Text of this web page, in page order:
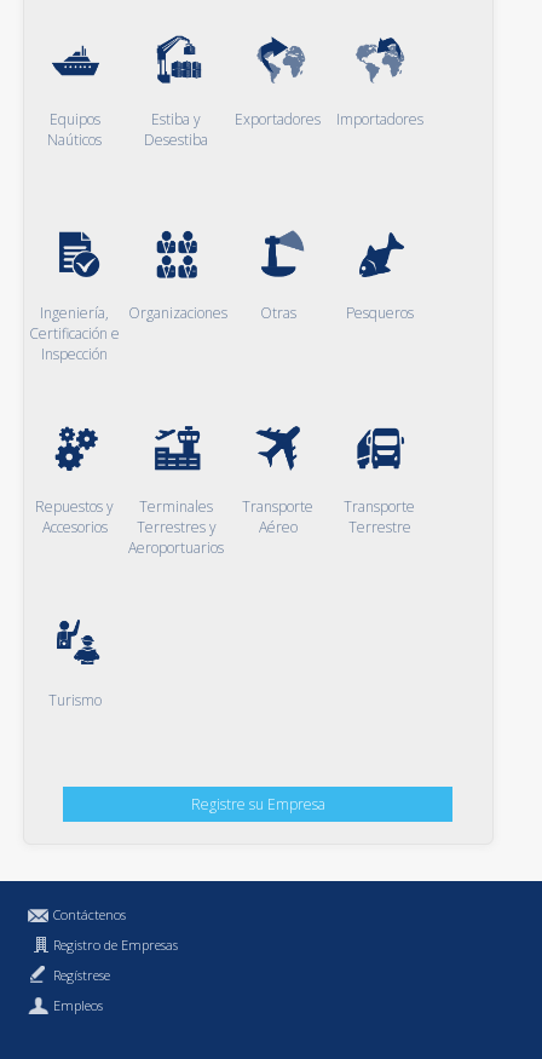
Equipos
Naúticos
Estiba y
Desestiba
Exportadores Importadores
Ingeniería,
Certificación e
Inspección
Organizaciones Otras Pesqueros
Repuestos y
Accesorios
Terminales
Terrestres y
Aeroportuarios
Transporte
Aéreo
Transporte
Terrestre
Turismo
Registre su Empresa
Contáctenos
Registro de Empresas
Regístrese
Empleos